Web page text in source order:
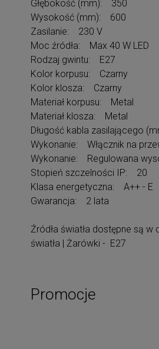
Głębokość (mm): 350
Wysokość (mm): 600
Zasilanie: 230 V
Moc źródła: Max 40 W LED
Rodzaj gwintu: E27
Kolor korpusu: Czarny
Kolor klosza: Czarny
Materiał korpusu: Metal
Materiał klosza: Metal
Długość kabla zasilającego
Wykonanie: Włącznik na
Wykonanie: Regulowana
Stopień szczelności IP: 20
Klasa energetyczna: A++ - E
Gwarancja: 2 lata
Źródła światła dostępne są w
światła | Żarówki - E27
Promocje